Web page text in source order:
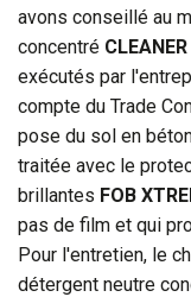
avons conseillé au
concentré
exécutés par
compte du Trade
pose du sol en
traitée avec le
brillantes FOB
pas de film et qui
Pour l'entretien, le
détergent neutre